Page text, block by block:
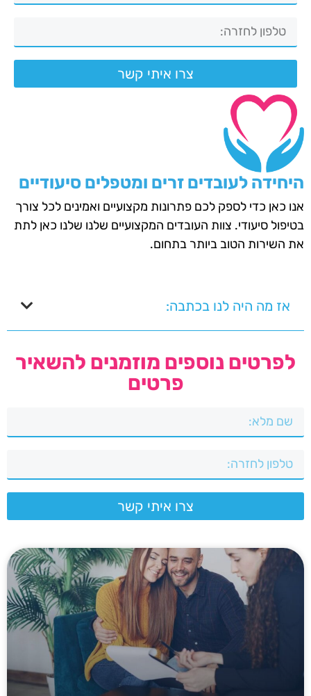
צרו איתי קשר
היחידה לעובדים זרים ומטפלים סיעודיים
אנו כאן כדי לספק לכם פתרונות מקצועיים ואמינים לכל צורך
בטיפול סיעודי. צוות העובדים המקצועיים שלנו שלנו כאן לתת
את השירות הטוב ביותר בתחום.
אז מה היה לנו בכתבה:
לפרטים נוספים מוזמנים להשאיר
פרטים
צרו איתי קשר